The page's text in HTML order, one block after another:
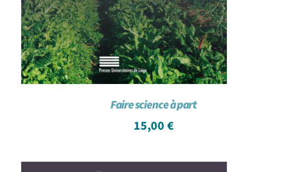
Faire science à part
15,00 €